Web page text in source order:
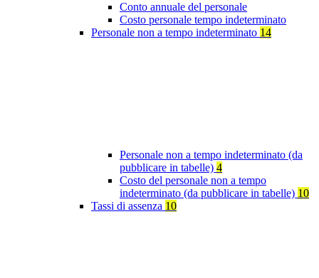
Conto annuale del personale
Costo personale tempo indeterminato
Personale non a tempo indeterminato 14
Personale non a tempo indeterminato (da
pubblicare in tabelle) 4
Costo del personale non a tempo
indeterminato (da pubblicare in tabelle) 10
Tassi di assenza 10